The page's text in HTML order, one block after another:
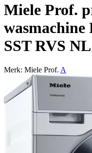
Miele Prof.
wasmachine
SST RVS NL
Merk: Miele Prof. A